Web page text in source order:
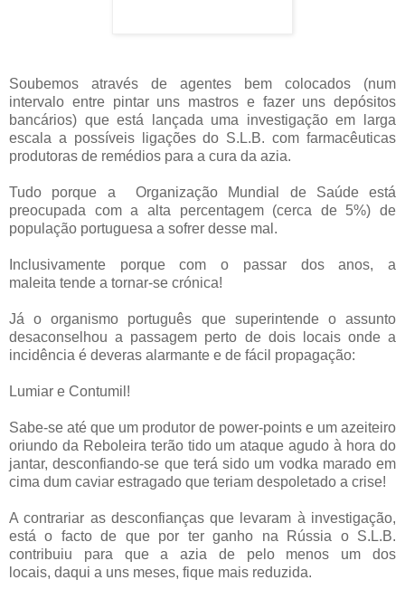
Soubemos através de agentes bem colocados (num
intervalo entre pintar uns mastros e fazer uns depósitos
bancários) que está lançada uma investigação em larga
escala a possíveis ligações do S.L.B. com farmacêuticas
produtoras de remédios para a cura da azia.
Tudo porque a Organização Mundial de Saúde está
preocupada com a alta percentagem (cerca de 5%) de
população portuguesa a sofrer desse mal.
Inclusivamente porque com o passar dos anos, a
maleita tende a tornar-se crónica!
Já o organismo português que superintende o assunto
desaconselhou a passagem perto de dois locais onde a
incidência é deveras alarmante e de fácil propagação:
Lumiar e Contumil!
Sabe-se até que um produtor de power-points e um azeiteiro
oriundo da Reboleira terão tido um ataque agudo à hora do
jantar, desconfiando-se que terá sido um vodka marado em
cima dum caviar estragado que teriam despoletado a crise!
A contrariar as desconfianças que levaram à investigação,
está o facto de que por ter ganho na Rússia o S.L.B.
contribuiu para que a azia de pelo menos um dos
locais, daqui a uns meses, fique mais reduzida.